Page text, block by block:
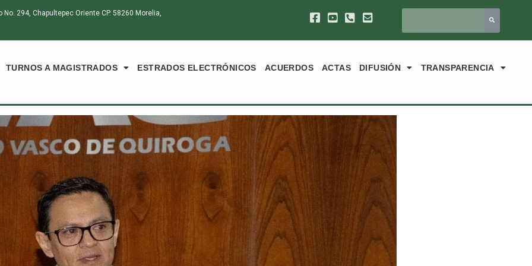
294, Chapultepec Oriente CP. 58260 Morelia,
TURNOS A MAGISTRADOS ESTRADOS ELECTRÓNICOS ACUERDOS ACTAS DIFUSIÓN TRANSPARENCIA